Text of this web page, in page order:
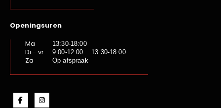
Openingsuren
Ma
13:30-18:00
Di - vr 9:00-12:00 13:30-18:00
Za Op afspraak